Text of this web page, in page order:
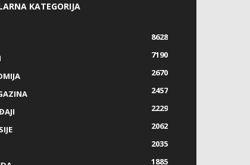
KATEGORIJA
8628
7190
2670
2457
2229
2062
2035
1885